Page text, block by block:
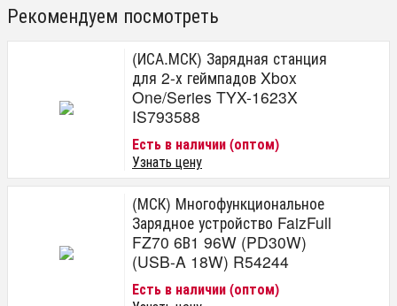
Рекомендуем посмотреть
(ИСА.МСК) Зарядная станция
для 2-х геймпадов Xbox
One/Series TYX-1623X
IS793588
Есть в наличии (оптом)
Узнать цену
(МСК) Многофункциональное
Зарядное устройство FaizFull
FZ70 6В1 96W (PD30W)
(USB-A 18W) R54244
Есть в наличии (оптом)